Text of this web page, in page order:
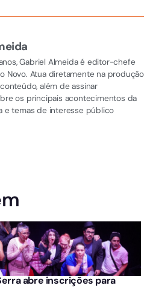
anos, Gabriel Almeida é editor-chefe
Novo. Atua diretamente na produção
além de assinar
os principais acontecimentos da
e temas de interesse público
abre inscrições para